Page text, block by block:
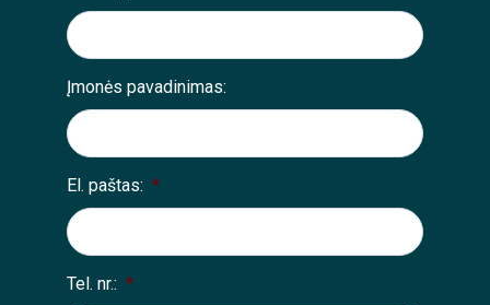
Įmonės pavadinimas:
El. paštas: *
Tel. nr.: *